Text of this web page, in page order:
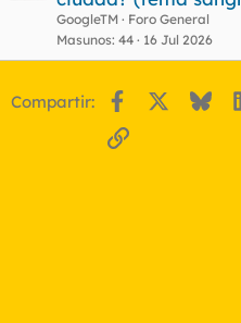
GoogleTM
Foro General
Masunos 44 16 Jul 2026
Compartir: Facebook
Enlace